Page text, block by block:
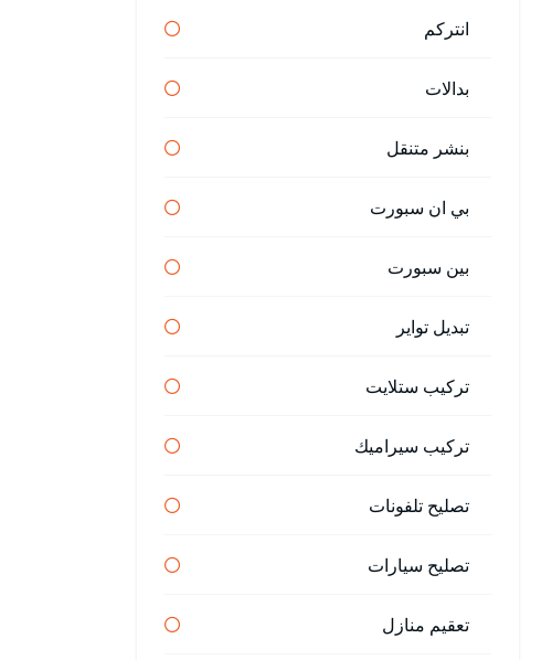
انتركم
بدالات
بنشر متنقل
بي ان سبورت
بين سبورت
تبديل تواير
تركيب ستلايت
تركيب سيراميك
تصليح تلفونات
تصليح سيارات
تعقيم منازل